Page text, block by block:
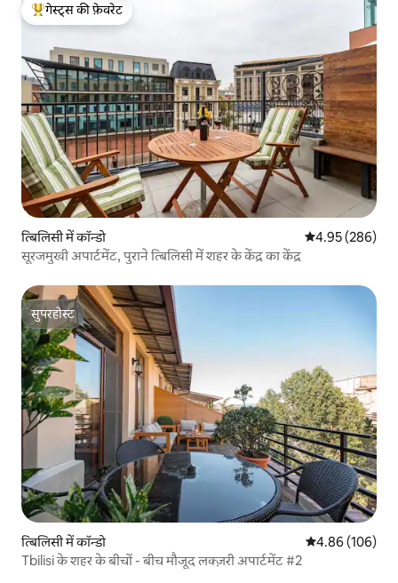
गेस्ट्स का टॉप फ़ेवरेट
गेस्ट्स की फ़ेवरेट
त्बिलिसी में कॉन्डो औसत रेटिंग 5 में से
4.95 (286)
सूरजमुखी अपार्टमेंट, पुराने त्बिलिसी में शहर के केंद्र का केंद्र
सुपरहोस्ट
सुपरहोस्ट
त्बिलिसी में कॉन्डो औसत रेटिंग 5 में से
4.86 (106)
Tbilisi के शहर के बीचों - बीच मौजूद लक्ज़री अपार्टमेंट #2